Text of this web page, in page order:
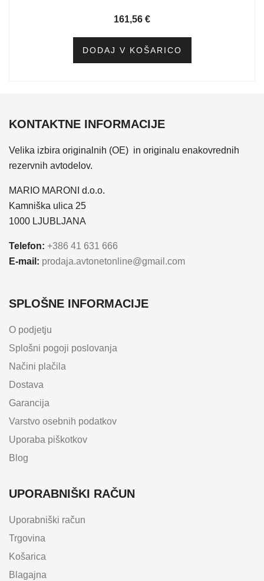
161,56 €
DODAJ V KOŠARICO
KONTAKTNE INFORMACIJE
Velika izbira originalnih (OE) in originalu enakovrednih
rezervnih avtodelov.
MARIO MARONI d.o.o.
Kamniška ulica 25
1000 LJUBLJANA
Telefon: +386 41 631 666
E-mail: prodaja.avtonetonline@gmail.com
SPLOŠNE INFORMACIJE
O podjetju
Splošni pogoji poslovanja
Načini plačila
Dostava
Garancija
Varstvo osebnih podatkov
Uporaba piškotkov
Blog
UPORABNIŠKI RAČUN
Uporabniški račun
Trgovina
Košarica
Blagajna